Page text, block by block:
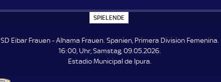
SPIELENDE
P
E
L
E
N
SD Eibar Frauen - Alhama Frauen. Spanien, Primera Division Femenina.
16:00, Uhr, Samstag, 09.05.2026.
Estadio Municipal de Ipura.